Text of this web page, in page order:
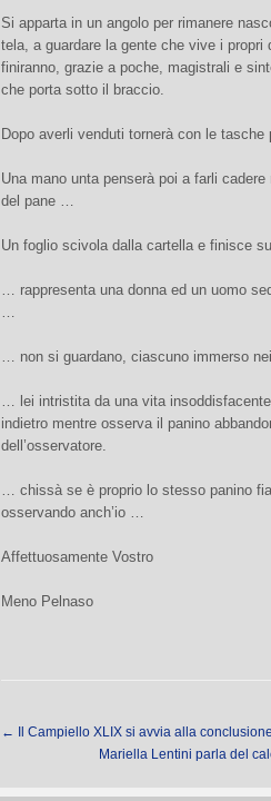
Si apparta in un angolo per rimanere
tela, a guardare la gente che vive i
finiranno, grazie a poche, magistrali e
che porta sotto il braccio.
Dopo averli venduti tornerà con le
Una mano unta penserà poi a farli
del pane …
Un foglio scivola dalla cartella e finisce
… rappresenta una donna ed un uomo
… non si guardano, ciascuno immerso
… lei intristita da una vita
indietro mentre osserva il panino
dell’osservatore.
… chissà se è proprio lo stesso panino
osservando anch’io …
Affettuosamente Vostro
Meno Pelnaso
←
Il Campiello XLIX si avvia alla
Mariella Lentini parla del